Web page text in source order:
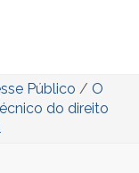
Público / O
do direito